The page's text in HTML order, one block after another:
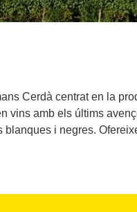
Cerdà centrat en la
vins amb els últims
blanques i negres.